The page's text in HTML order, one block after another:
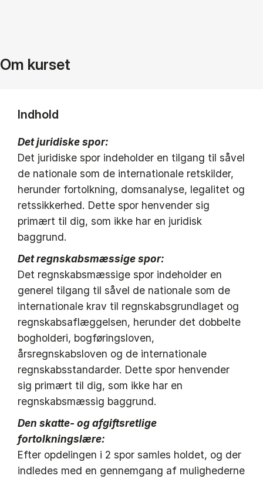
Om kurset
Indhold
Det juridiske spor:
Det juridiske spor indeholder en tilgang til såvel
de nationale som de internationale retskilder,
herunder fortolkning, domsanalyse, legalitet og
retssikkerhed. Dette spor henvender sig
primært til dig, som ikke har en juridisk
baggrund.
Det regnskabsmæssige spor:
Det regnskabsmæssige spor indeholder en
generel tilgang til såvel de nationale som de
internationale krav til regnskabsgrundlaget og
regnskabsaflæggelsen, herunder det dobbelte
bogholderi, bogføringsloven,
årsregnskabsloven og de internationale
regnskabsstandarder. Dette spor henvender
sig primært til dig, som ikke har en
regnskabsmæssig baggrund.
Den skatte- og afgiftsretlige
fortolkningslære:
Efter opdelingen i 2 spor samles holdet, og der
indledes med en gennemgang af mulighederne